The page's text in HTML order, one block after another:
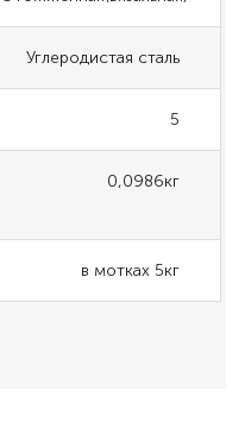
Углеродистая сталь
5
0,0986кг
в мотках 5кг